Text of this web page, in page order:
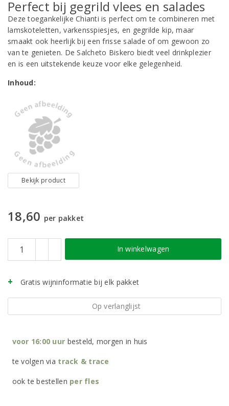
Perfect bij gegrild vlees en salades
Deze toegankelijke Chianti is perfect om te combineren met
lamskoteletten, varkensspiesjes, en gegrilde kip, maar
smaakt ook heerlijk bij een frisse salade of om gewoon zo
van te genieten. De Salcheto Biskero biedt veel drinkplezier
en is een uitstekende keuze voor elke gelegenheid.
Inhoud:
Bekijk product
18,60 per pakket
In winkelwagen
Gratis wijninformatie bij elk pakket
Op verlanglijst
voor 16:00 uur besteld, morgen in huis
te volgen via track & trace
ook te bestellen per fles